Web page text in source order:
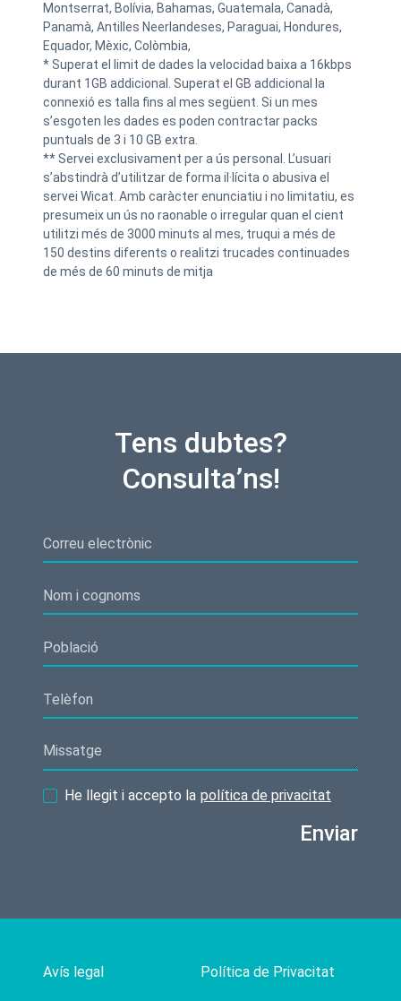
Montserrat, Bolívia, Bahamas, Guatemala, Canadà,
Panamà, Antilles Neerlandeses, Paraguai, Hondures,
Equador, Mèxic, Colòmbia,
* Superat el limit de dades la velocidad baixa a 16kbps
durant 1GB addicional. Superat el GB addicional la
connexió es talla fins al mes següent. Si un mes
s’esgoten les dades es poden contractar packs
puntuals de 3 i 10 GB extra.
** Servei exclusivament per a ús personal. L’usuari
s’abstindrà d’utilitzar de forma il·lícita o abusiva el
servei Wicat. Amb caràcter enunciatiu i no limitatiu, es
presumeix un ús no raonable o irregular quan el cient
utilitzi més de 3000 minuts al mes, truqui a més de
150 destins diferents o realitzi trucades continuades
de més de 60 minuts de mitja
Tens dubtes?
Consulta’ns!
He llegit i accepto la política de privacitat
Enviar
Avís legal Política de Privacitat